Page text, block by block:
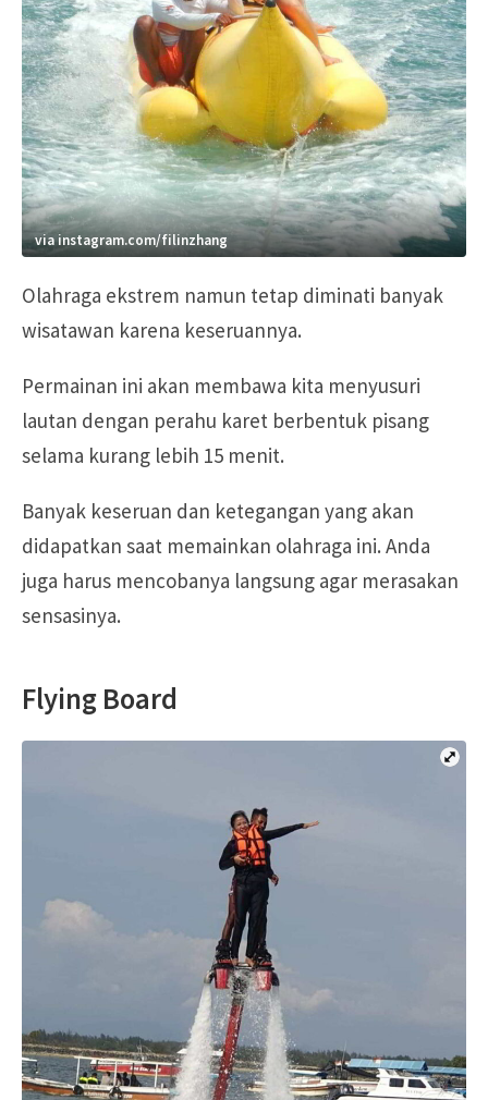
via instagram.com/filinzhang
Olahraga ekstrem namun tetap diminati banyak
wisatawan karena keseruannya.
Permainan ini akan membawa kita menyusuri
lautan dengan perahu karet berbentuk pisang
selama kurang lebih 15 menit.
Banyak keseruan dan ketegangan yang akan
didapatkan saat memainkan olahraga ini. Anda
juga harus mencobanya langsung agar merasakan
sensasinya.
Flying Board